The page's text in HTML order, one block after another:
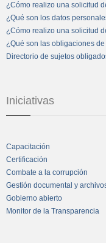
¿Cómo realizo una solicitud
¿Qué son los datos
¿Cómo realizo una solicitud
¿Qué son las obligaciones
Directorio de sujetos
Iniciativas
Capacitación
Certificación
Combate a la corrupción
Gestión documental y
Gobierno abierto
Monitor de la Transparencia